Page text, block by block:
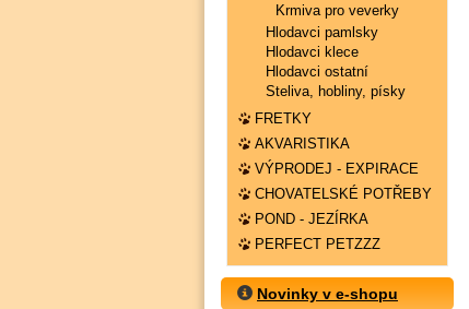
Krmiva pro veverky
Hlodavci pamlsky
Hlodavci klece
Hlodavci ostatní
Steliva, hobliny, písky
FRETKY
AKVARISTIKA
VÝPRODEJ - EXPIRACE
CHOVATELSKÉ POTŘEBY
POND - JEZÍRKA
PERFECT PETZZZ
Novinky v e-shopu